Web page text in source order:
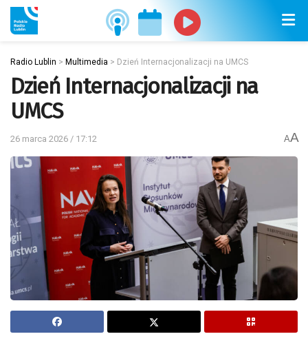
Radio Lublin > Multimedia > Dzień Internacjonalizacji na UMCS
Dzień Internacjonalizacji na
UMCS
26 marca 2026 / 17:12 AA